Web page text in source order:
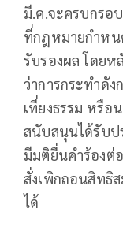
มี.ค.จะครบกรอ
ที่กฎหมายกำหน
รับรองผล โดย
ว่าการกระทำดัง
เที่ยงธรรม หรือ
สนับสนุนได้รับป
มีมติยื่นคำร้องต่
สั่งเพิกถอนสิทธิ
ได้